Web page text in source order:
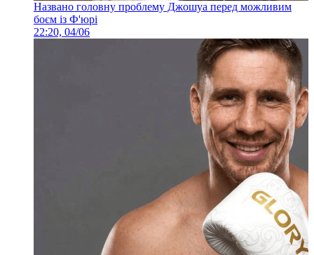
Названо головну проблему Джошуа перед можливим
боєм із Ф'юрі
22:20, 04/06